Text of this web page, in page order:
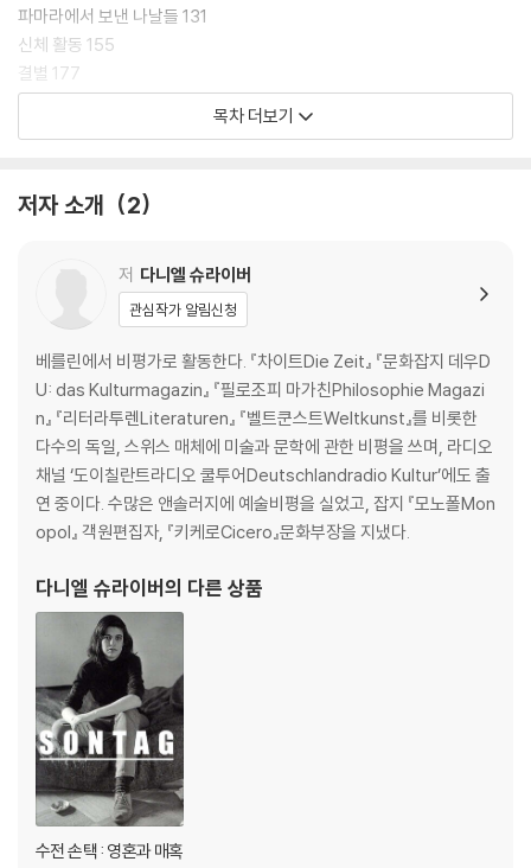
파마라에서 보낸 나날들 131
신체 활동 155
결별 177
감사의 글 198
목차 더보기
저자 소개 2
저 다니엘 슈라이버
관심작가 알림신청
베를린에서 비평가로 활동한다. 『차이트Die Zeit』 『문화잡지 데우D
U: das Kulturmagazin』 『필로조피 마가친Philosophie Magazi
n』 『리터라투렌Literaturen』 『벨트쿤스트Weltkunst』를 비롯한
다수의 독일, 스위스 매체에 미술과 문학에 관한 비평을 쓰며, 라디오
채널 ‘도이칠란트라디오 쿨투어Deutschlandradio Kultur’에도 출
연 중이다. 수많은 앤솔러지에 예술비평을 실었고, 잡지 『모노폴Mon
opol』 객원편집자, 『키케로Cicero』문화부장을 지냈다.
다니엘 슈라이버의 다른 상품
수전 손택 : 영혼과 매혹